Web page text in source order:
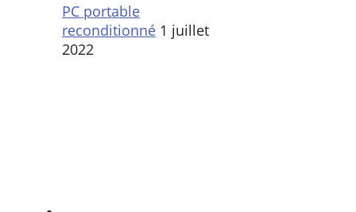
PC portable
reconditionné 1 juillet
2022